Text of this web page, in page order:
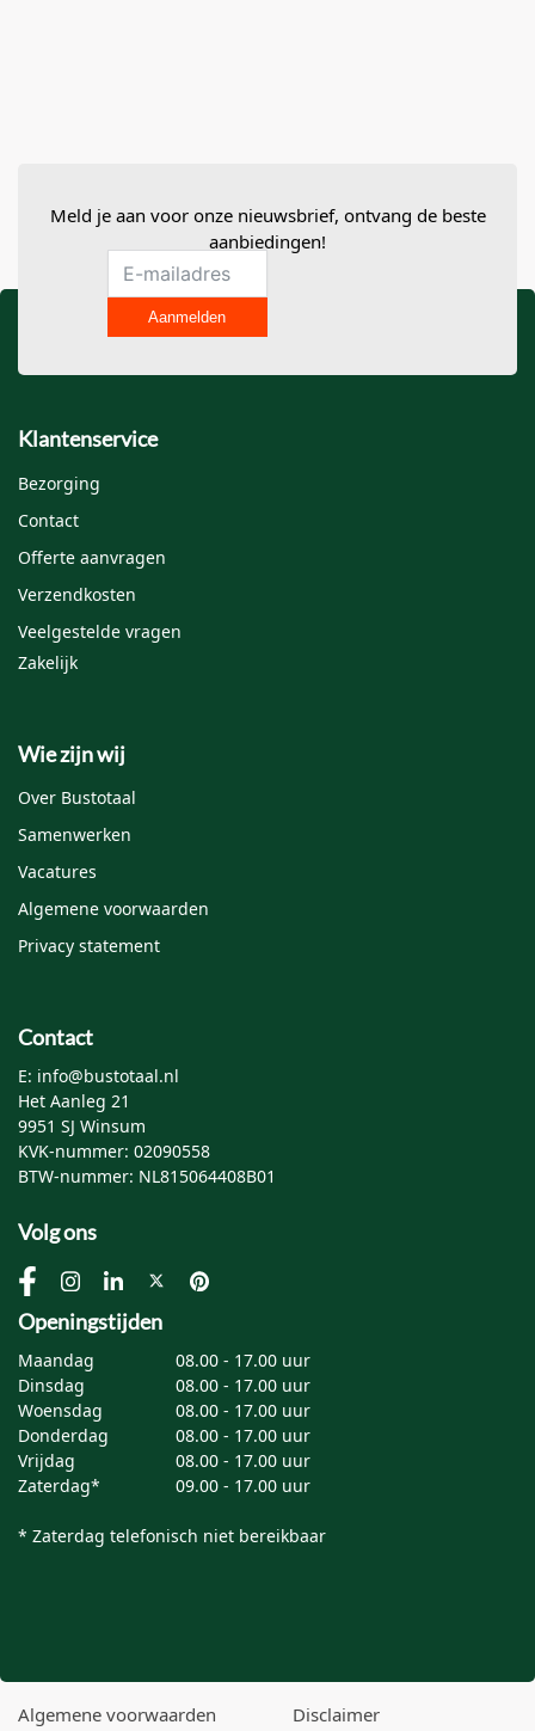
Meld je aan voor onze nieuwsbrief, ontvang de beste
aanbiedingen!
Aanmelden
Klantenservice
Bezorging
Contact
Offerte aanvragen
Verzendkosten
Veelgestelde vragen
Zakelijk
Wie zijn wij
Over Bustotaal
Samenwerken
Vacatures
Algemene voorwaarden
Privacy statement
Contact
E: info@bustotaal.nl
Het Aanleg 21
9951 SJ Winsum
KVK-nummer: 02090558
BTW-nummer: NL815064408B01
Volg ons
Openingstijden
Maandag
08.00 - 17.00 uur
Dinsdag
08.00 - 17.00 uur
Woensdag
08.00 - 17.00 uur
Donderdag
08.00 - 17.00 uur
Vrijdag
08.00 - 17.00 uur
Zaterdag*
09.00 - 17.00 uur
* Zaterdag telefonisch niet bereikbaar
Algemene voorwaarden Disclaimer